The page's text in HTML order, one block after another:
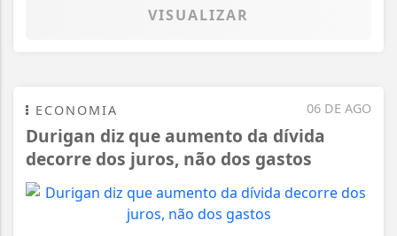
VISUALIZAR
06 DE AGO
ECONOMIA
Durigan diz que aumento da dívida
decorre dos juros, não dos gastos